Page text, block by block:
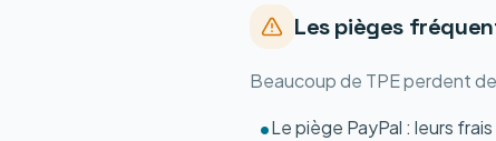
Les pièges
Beaucoup de TPE perdent
•Le piège PayPal : leurs